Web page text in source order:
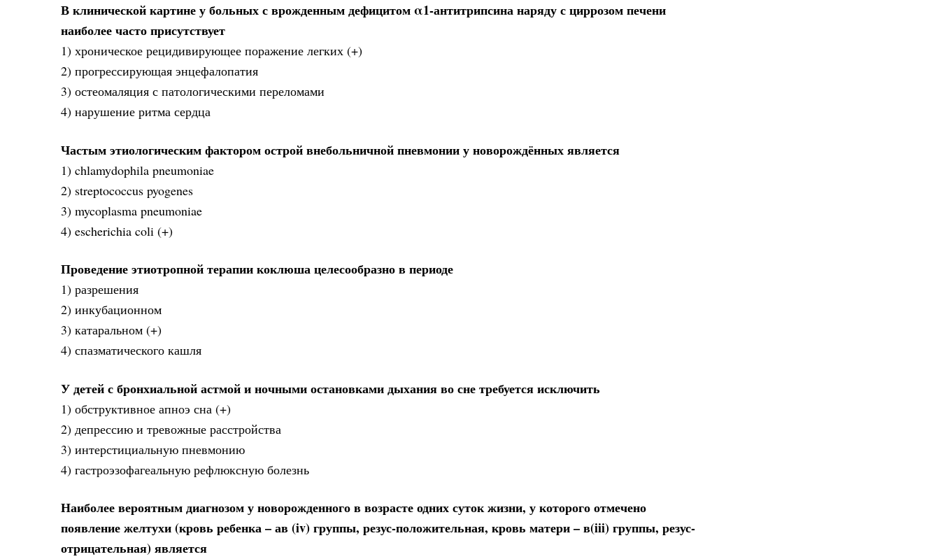
В клинической картине у больных с врожденным дефицитом α1-антитрипсина наряду с циррозом печени
наиболее часто присутствует
1) хроническое рецидивирующее поражение легких (+)
2) прогрессирующая энцефалопатия
3) остеомаляция с патологическими переломами
4) нарушение ритма сердца
Частым этиологическим фактором острой внебольничной пневмонии у новорождённых является
1) chlamydophila pneumoniae
2) streptococcus pyogenes
3) mycoplasma pneumoniae
4) escherichia coli (+)
Проведение этиотропной терапии коклюша целесообразно в периоде
1) разрешения
2) инкубационном
3) катаральном (+)
4) спазматического кашля
У детей с бронхиальной астмой и ночными остановками дыхания во сне требуется исключить
1) обструктивное апноэ сна (+)
2) депрессию и тревожные расстройства
3) интерстициальную пневмонию
4) гастроэзофагеальную рефлюксную болезнь
Наиболее вероятным диагнозом у новорожденного в возрасте одних суток жизни, у которого отмечено
появление желтухи (кровь ребенка – ав (iv) группы, резус-положительная, кровь матери – в(iii) группы, резус-
отрицательная) является